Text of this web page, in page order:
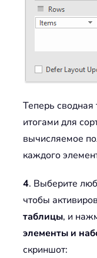
Теперь сводная
итогами для
вычисляемое
каждого
4. Выберите
чтобы
таблицы, и
элементы и
скриншот: